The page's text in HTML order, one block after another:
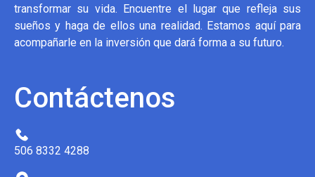
transformar su vida. Encuentre el lugar que refleja sus
sueños y haga de ellos una realidad. Estamos aquí para
acompañarle en la inversión que dará forma a su futuro.
Contáctenos
506 8332 4288